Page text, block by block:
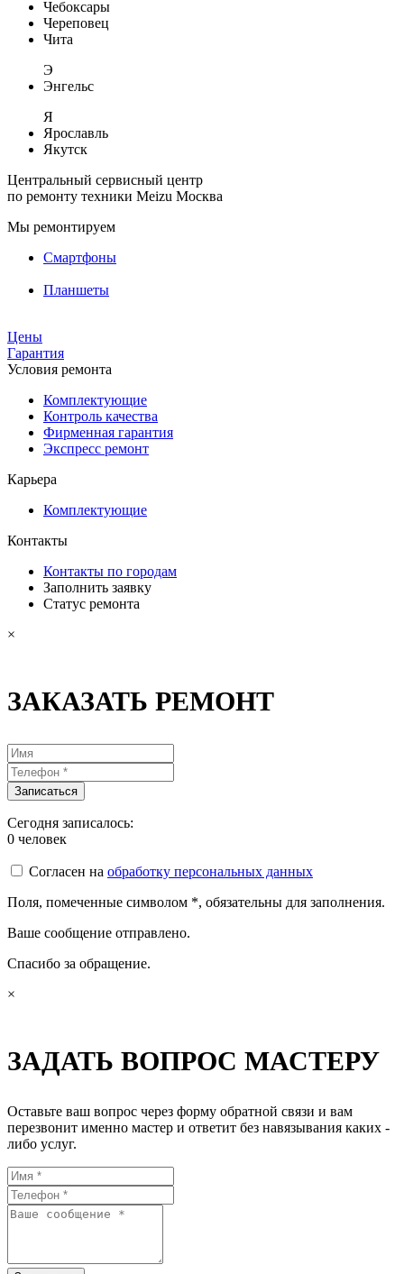
Чебоксары
Череповец
Чита
Э
Энгельс
Я
Ярославль
Якутск
Центральный сервисный центр
по ремонту техники Meizu Москва
Мы ремонтируем
Смартфоны
Планшеты
Цены
Гарантия
Условия ремонта
Комплектующие
Контроль качества
Фирменная гарантия
Экспресс ремонт
Карьера
Комплектующие
Контакты
Контакты по городам
Заполнить заявку
Статус ремонта
×
ЗАКАЗАТЬ РЕМОНТ
Сегодня записалось:
0 человек
Согласен на обработку персональных данных
Поля, помеченные символом *, обязательны для заполнения.
Ваше сообщение отправлено.
Спасибо за обращение.
×
ЗАДАТЬ ВОПРОС МАСТЕРУ
Оставьте ваш вопрос через форму обратной связи и вам
перезвонит именно мастер и ответит без навязывания каких -
либо услуг.